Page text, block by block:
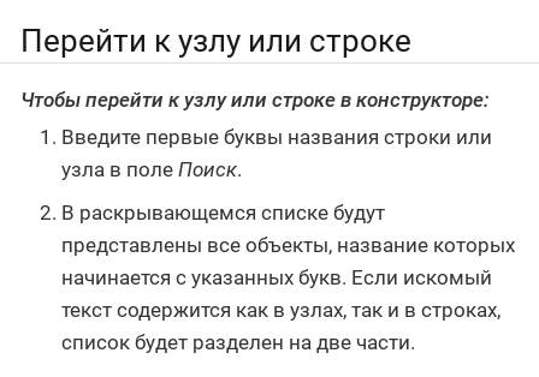
Перейти к узлу или строке
Чтобы перейти к узлу или строке в конструкторе:
Введите первые буквы названия строки или
узла в поле Поиск.
В раскрывающемся списке будут
представлены все объекты, название которых
начинается с указанных букв. Если искомый
текст содержится как в узлах, так и в строках,
список будет разделен на две части.